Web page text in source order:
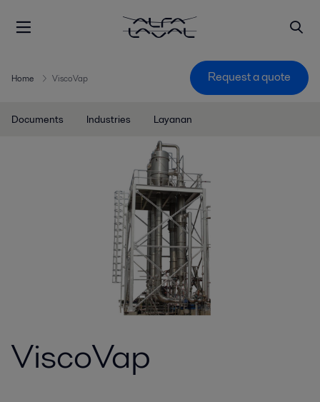
Home ViscoVap Request a quote
Documents Industries Layanan
ViscoVap